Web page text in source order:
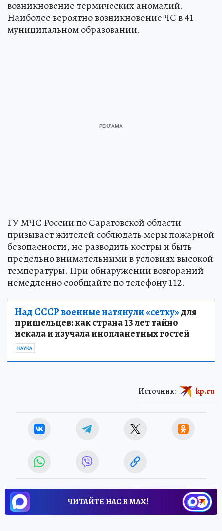
возникновение термических аномалий.
Наиболее вероятно возникновение ЧС в 41
муниципальном образовании.
ГУ МЧС России по Саратовской области
призывает жителей соблюдать меры пожарной
безопасности, не разводить костры и быть
предельно внимательными в условиях высокой
температуры. При обнаружении возгораний
немедленно сообщайте по телефону 112.
Над СССР военные натянули «сетку»для
пришельцев: как страна 13 лет тайно
искала и изучала инопланетных гостей
НАУКА
Источник: kp.ru
ЧИТАЙТЕ НАС В МАХ!